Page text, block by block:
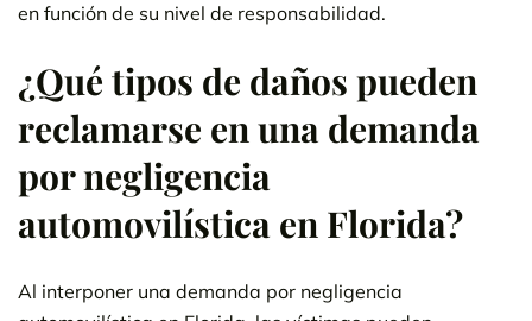
en función de su nivel de responsabilidad.
¿Qué tipos de daños pueden
reclamarse en una demanda
por negligencia
automovilística en Florida?
Al interponer una demanda por negligencia